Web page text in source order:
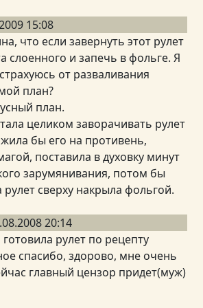
15:08
что если завернуть этот рулет
слоенного и запечь в фольге. Я
от разваливания
план?
план.
целиком заворачивать рулет
бы его на противень,
поставила в духовку минут
зарумянивания, потом бы
рулет сверху накрыла фольгой.
20:14
рулет по рецепту
спасибо, здорово, мне очень
главный цензор придет(муж)